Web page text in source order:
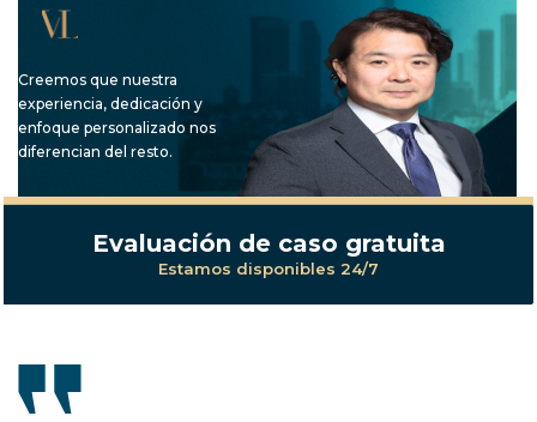
Creemos que nuestra
experiencia, dedicación y
enfoque personalizado nos
diferencian del resto.
Evaluación de caso gratuita
Estamos disponibles 24/7